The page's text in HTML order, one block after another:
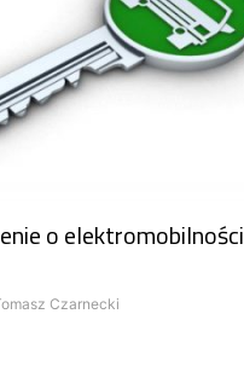
o elektromobilności
Czarnecki